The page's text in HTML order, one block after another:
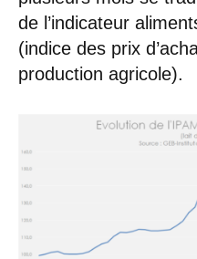
de l’indicateur
(indice des prix
production agricole).